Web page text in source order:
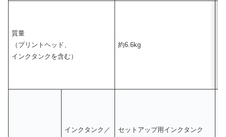
質量
（プリントヘッド、
インクタンクを含む）
約6.6kg
インクタンク／
セットアップ用インクタンク